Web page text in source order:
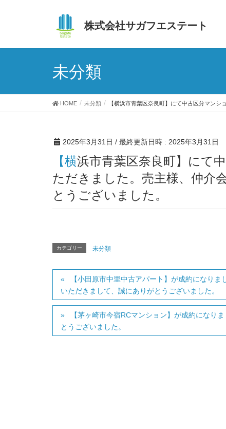
株式会社サガフエステート
未分類
HOME 未分類 【横浜市青葉区奈良町】にて中古区分マン
2025年3月31日 / 最終更新日時 : 2025年3月31日
【横浜市青葉区奈良町】にて中古区分マンションを仕入れさせてい
ただきました。売主様、仲介
とうございました。
カテゴリー 未分類
【小田原市中里中古アパート】が成約になり
いただきまして、誠にありがとうございました。
【茅ヶ崎市今宿RCマンション】が成約になり
とうございました。